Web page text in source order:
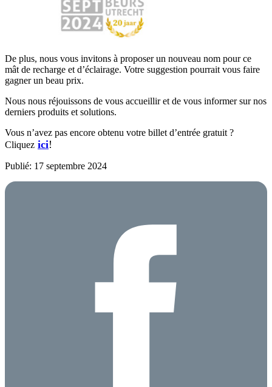
De plus, nous vous invitons à proposer un nouveau nom pour ce
mât de recharge et d’éclairage. Votre suggestion pourrait vous faire
gagner un beau prix.
Nous nous réjouissons de vous accueillir et de vous informer sur nos
derniers produits et solutions.
Vous n’avez pas encore obtenu votre billet d’entrée gratuit ?
Cliquez ici!
Publié: 17 septembre 2024